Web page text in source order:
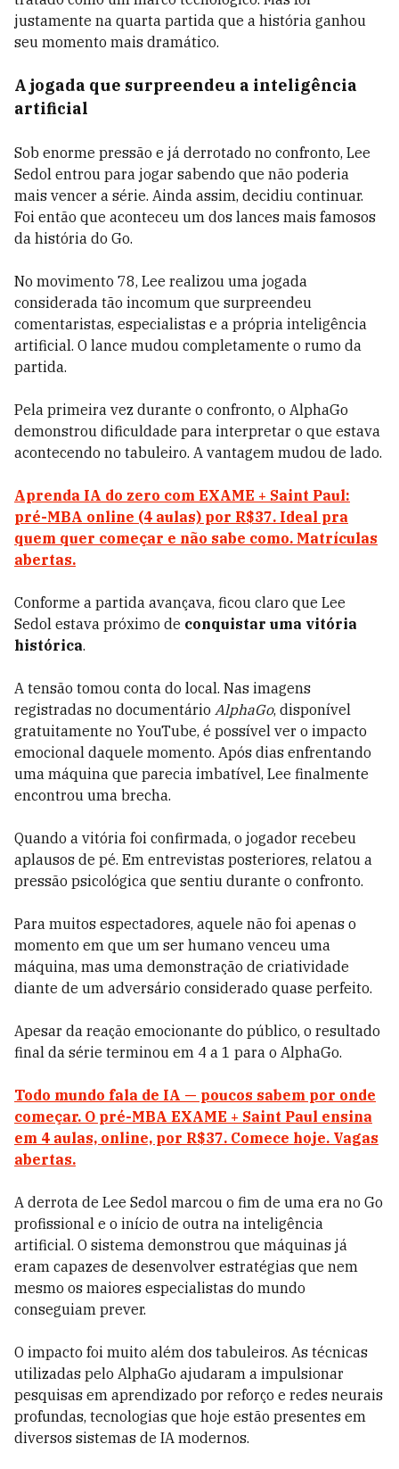
justamente na quarta partida que a história ganhou
seu momento mais dramático.
A jogada que surpreendeu a inteligência
artificial
Sob enorme pressão e já derrotado no confronto, Lee
Sedol entrou para jogar sabendo que não poderia
mais vencer a série. Ainda assim, decidiu continuar.
Foi então que aconteceu um dos lances mais famosos
da história do Go.
No movimento 78, Lee realizou uma jogada
considerada tão incomum que surpreendeu
comentaristas, especialistas e a própria inteligência
artificial. O lance mudou completamente o rumo da
partida.
Pela primeira vez durante o confronto, o AlphaGo
demonstrou dificuldade para interpretar o que estava
acontecendo no tabuleiro. A vantagem mudou de lado.
Aprenda IA do zero com EXAME + Saint Paul:
pré-MBA online (4 aulas) por R$37. Ideal pra
quem quer começar e não sabe como. Matrículas
abertas.
Conforme a partida avançava, ficou claro que Lee
Sedol estava próximo de conquistar uma vitória
histórica.
A tensão tomou conta do local. Nas imagens
registradas no documentário AlphaGo, disponível
gratuitamente no YouTube, é possível ver o impacto
emocional daquele momento. Após dias enfrentando
uma máquina que parecia imbatível, Lee finalmente
encontrou uma brecha.
Quando a vitória foi confirmada, o jogador recebeu
aplausos de pé. Em entrevistas posteriores, relatou a
pressão psicológica que sentiu durante o confronto.
Para muitos espectadores, aquele não foi apenas o
momento em que um ser humano venceu uma
máquina, mas uma demonstração de criatividade
diante de um adversário considerado quase perfeito.
Apesar da reação emocionante do público, o resultado
final da série terminou em 4 a 1 para o AlphaGo.
Todo mundo fala de IA — poucos sabem por onde
começar. O pré-MBA EXAME + Saint Paul ensina
em 4 aulas, online, por R$37. Comece hoje. Vagas
abertas.
A derrota de Lee Sedol marcou o fim de uma era no Go
profissional e o início de outra na inteligência
artificial. O sistema demonstrou que máquinas já
eram capazes de desenvolver estratégias que nem
mesmo os maiores especialistas do mundo
conseguiam prever.
O impacto foi muito além dos tabuleiros. As técnicas
utilizadas pelo AlphaGo ajudaram a impulsionar
pesquisas em aprendizado por reforço e redes neurais
profundas, tecnologias que hoje estão presentes em
diversos sistemas de IA modernos.